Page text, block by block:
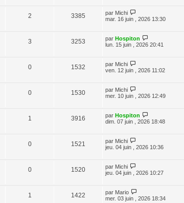
2 3385 par Michi
mar. 16 juin , 2026 13:30
3 3253 par Hospiton
lun. 15 juin , 2026 20:41
0 1532 par Michi
ven. 12 juin , 2026 11:02
0 1530 par Michi
mer. 10 juin , 2026 12:49
1 3916 par Hospiton
dim. 07 juin , 2026 18:48
0 1521 par Michi
jeu. 04 juin , 2026 10:36
0 1520 par Michi
jeu. 04 juin , 2026 10:27
1 1422 par Mario
mer. 03 juin , 2026 18:34